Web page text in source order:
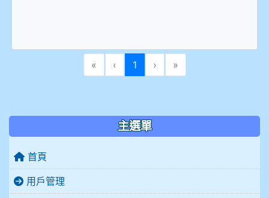
« ‹ 1(current)
› »
::: 主選單
首頁
用戶管理